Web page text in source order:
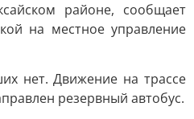
районе, сообщает
на местное управление
нет. Движение на трассе
резервный автобус.